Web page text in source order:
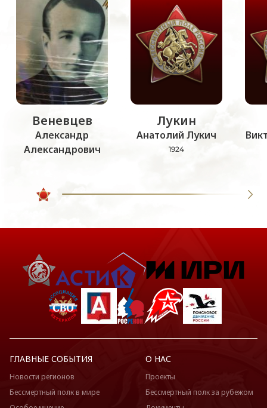
Веневцев
Александр
Александрович
Лукин
Анатолий Лукич
1924
ГЛАВНЫЕ СОБЫТИЯ
Новости регионов
Бессмертный полк в мире
О НАС
Проекты
Бессмертный полк за рубежом